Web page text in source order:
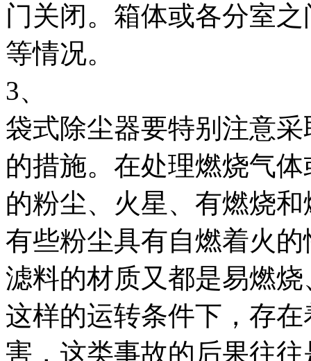
门关闭。箱体或各分室
等情况。
3、
袋式除尘器要特别注意
的措施。在处理燃烧气
的粉尘、火星、有燃烧
有些粉尘具有自燃着火
滤料的材质又都是易燃
这样的运转条件下，存
害，这类事故的后果往